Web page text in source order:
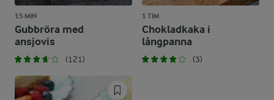
15 MIN
Gubbröra med
ansjovis
(121)
1 TIM
Chokladkaka i
långpanna
(3)